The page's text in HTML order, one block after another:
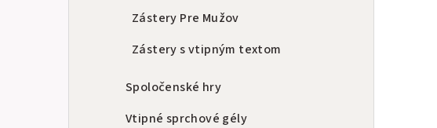
Zástery Pre Mužov
Zástery s vtipným textom
Spoločenské hry
Vtipné sprchové gély